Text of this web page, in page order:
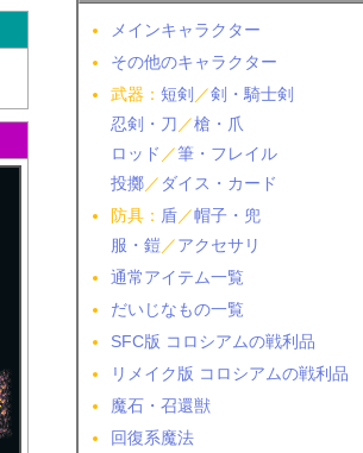
メインキャラクター
その他のキャラクター
武器： 短剣 ／剣・騎士剣
忍剣・刀 ／槍・爪
ロッド ／筆・フレイル
投擲／ ダイス・カード
防具： 盾／帽子・兜
服・鎧 ／アクセサリ
通常アイテム一覧
だいじなもの一覧
SFC版 コロシアムの戦利品
リメイク版 コロシアムの戦利品
魔石・召還獣
回復系魔法